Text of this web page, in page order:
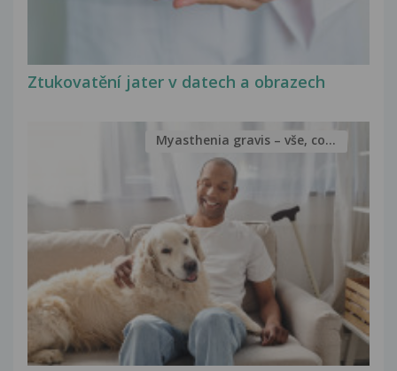
Ztukovatění jater v datech a obrazech
Myasthenia gravis – vše, co...